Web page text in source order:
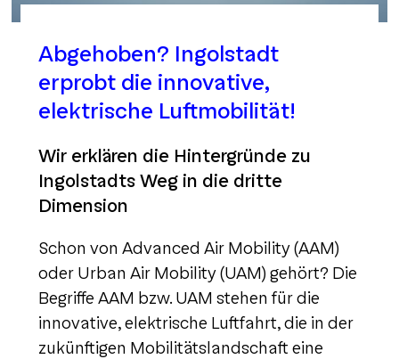
Abgehoben? Ingolstadt
erprobt die innovative,
elektrische Luftmobilität!
Wir erklären die Hintergründe zu
Ingolstadts Weg in die dritte
Dimension
Schon von Advanced Air Mobility (AAM)
oder Urban Air Mobility (UAM) gehört? Die
Begriffe AAM bzw. UAM stehen für die
innovative, elektrische Luftfahrt, die in der
zukünftigen Mobilitätslandschaft eine